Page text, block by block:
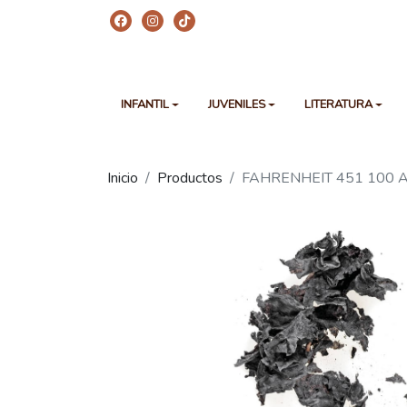
INFANTIL JUVENILES LITERATURA
Inicio Productos FAHRENHEIT 451 100